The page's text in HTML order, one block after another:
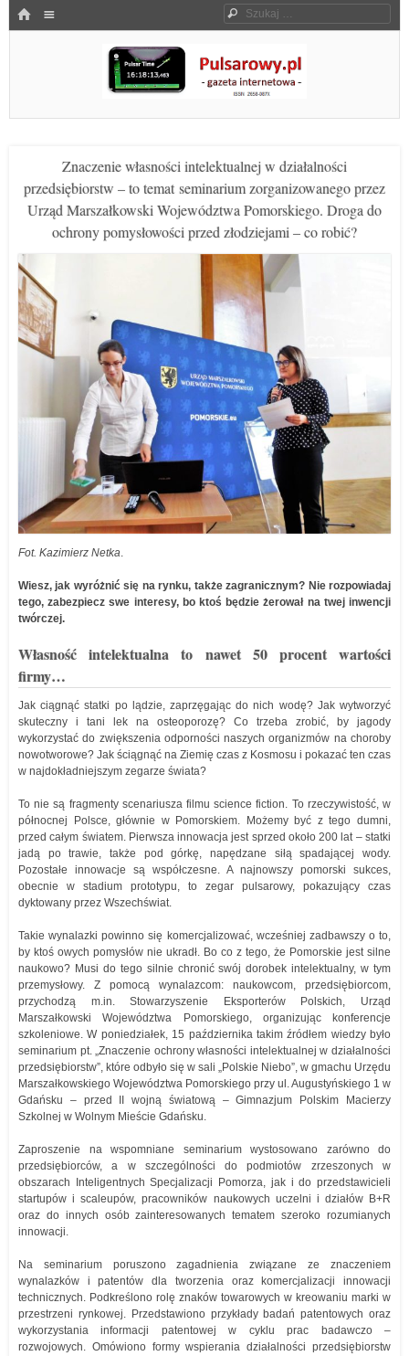
HOME Szukaj
Pulsarowy.pl
Znaczenie własności intelektualnej w działalności
przedsiębiorstw – to temat seminarium zorganizowanego przez
Urząd Marszałkowski Województwa Pomorskiego. Droga do
ochrony pomysłowości przed złodziejami – co robić?
Fot. Kazimierz Netka.
Wiesz, jak wyróżnić się na rynku, także zagranicznym? Nie rozpowiadaj
tego, zabezpiecz swe interesy, bo ktoś będzie żerował na twej inwencji
twórczej.
Własność intelektualna to nawet 50 procent wartości
firmy…
Jak ciągnąć statki po lądzie, zaprzęgając do nich wodę? Jak wytworzyć
skuteczny i tani lek na osteoporozę? Co trzeba zrobić, by jagody
wykorzystać do zwiększenia odporności naszych organizmów na choroby
nowotworowe? Jak ściągnąć na Ziemię czas z Kosmosu i pokazać ten czas
w najdokładniejszym zegarze świata?
To nie są fragmenty scenariusza filmu science fiction. To rzeczywistość, w
północnej Polsce, głównie w Pomorskiem. Możemy być z tego dumni,
przed całym światem. Pierwsza innowacja jest sprzed około 200 lat – statki
jadą po trawie, także pod górkę, napędzane siłą spadającej wody.
Pozostałe innowacje są współczesne. A najnowszy pomorski sukces,
obecnie w stadium prototypu, to zegar pulsarowy, pokazujący czas
dyktowany przez Wszechświat.
Takie wynalazki powinno się komercjalizować, wcześniej zadbawszy o to,
by ktoś owych pomysłów nie ukradł. Bo co z tego, że Pomorskie jest silne
naukowo? Musi do tego silnie chronić swój dorobek intelektualny, w tym
przemysłowy. Z pomocą wynalazcom: naukowcom, przedsiębiorcom,
przychodzą m.in. Stowarzyszenie Eksporterów Polskich, Urząd
Marszałkowski Województwa Pomorskiego, organizując konferencje
szkoleniowe. W poniedziałek, 15 października takim źródłem wiedzy było
seminarium pt. „Znaczenie ochrony własności intelektualnej w działalności
przedsiębiorstw”, które odbyło się w sali „Polskie Niebo”, w gmachu Urzędu
Marszałkowskiego Województwa Pomorskiego przy ul. Augustyńskiego 1 w
Gdańsku – przed II wojną światową – Gimnazjum Polskim Macierzy
Szkolnej w Wolnym Mieście Gdańsku.
Zaproszenie na wspomniane seminarium wystosowano zarówno do
przedsiębiorców, a w szczególności do podmiotów zrzeszonych w
obszarach Inteligentnych Specjalizacji Pomorza, jak i do przedstawicieli
startupów i scaleupów, pracowników naukowych uczelni i działów B+R
oraz do innych osób zainteresowanych tematem szeroko rozumianych
innowacji.
Na seminarium poruszono zagadnienia związane ze znaczeniem
wynalazków i patentów dla tworzenia oraz komercjalizacji innowacji
technicznych. Podkreślono rolę znaków towarowych w kreowaniu marki w
przestrzeni rynkowej. Przedstawiono przykłady badań patentowych oraz
wykorzystania informacji patentowej w cyklu prac badawczo –
rozwojowych. Omówiono formy wspierania działalności przedsiębiorstw